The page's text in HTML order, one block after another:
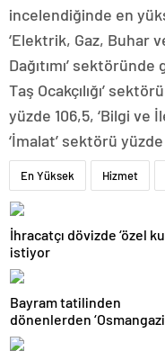
incelendiğinde en
‘Elektrik, Gaz, Buhar
Dağıtımı’
Taş Ocakçılığı’
yüzde 106,5, ‘Bilgi ve
‘İmalat’ sektörü
En Yüksek Hizmet
İhracatçı dövizde ‘özel
istiyor
Bayram tatilinden
dönenlerden ‘Osmangazi
Köprüsü’ isyanı